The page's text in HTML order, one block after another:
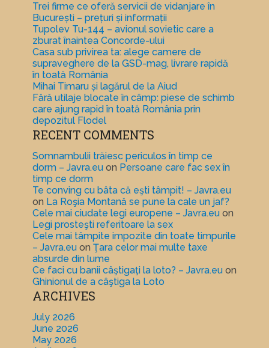
Trei firme ce oferă servicii de vidanjare în
București – prețuri și informații
Tupolev Tu-144 – avionul sovietic care a
zburat înaintea Concorde-ului
Casa sub privirea ta: alege camere de
supraveghere de la GSD-mag, livrare rapidă
în toată România
Mihai Timaru și lagărul de la Aiud
Fără utilaje blocate în câmp: piese de schimb
care ajung rapid în toată România prin
depozitul Flodel
RECENT COMMENTS
Somnambulii trăiesc periculos în timp ce
dorm – Javra.euon Persoane care fac sex în
timp ce dorm
Te conving cu bâta că eşti tâmpit! – Javra.eu
on La Roşia Montană se pune la cale un jaf?
Cele mai ciudate legi europene – Javra.euon
Legi prosteşti referitoare la sex
Cele mai tâmpite impozite din toate timpurile
– Javra.euon Ţara celor mai multe taxe
absurde din lume
Ce faci cu banii câştigaţi la loto? – Javra.euon
Ghinionul de a câştiga la Loto
ARCHIVES
July 2026
June 2026
May 2026